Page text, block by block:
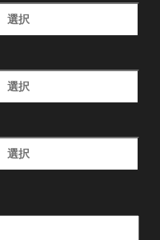
選択
選択
選択